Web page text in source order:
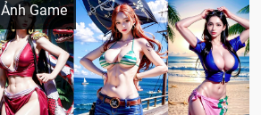
Ảnh Game